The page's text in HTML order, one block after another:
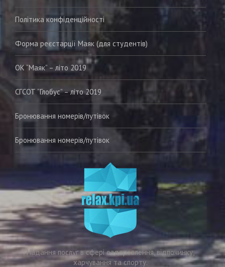
Політика конфіденційності
Форма реєстарції Маяк (для студентів)
ОК “Маяк” – літо 2019
СГСОТ “Глобус” – літо 2019
Бронювання номерів/путівок
Бронювання номерiв/путiвок
Надання послуг в сфері оздоровлення, відпочинку,
харчування та спорту.